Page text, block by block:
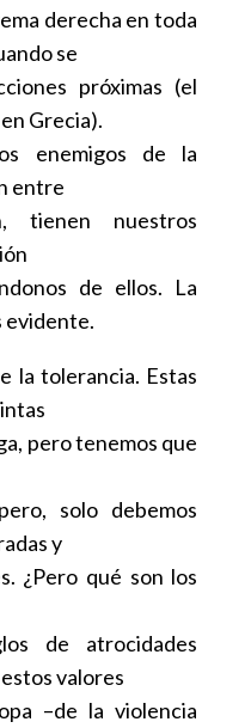
derecha en toda
se
próximas (el
Grecia).
enemigos de la
entre
tienen nuestros
de ellos. La
evidente.
la tolerancia. Estas
pero tenemos que
solo debemos
y
¿Pero qué son los
de atrocidades
valores
–de la violencia